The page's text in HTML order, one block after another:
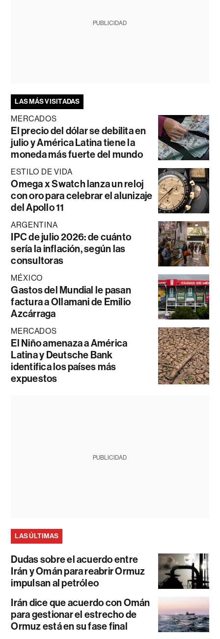
PUBLICIDAD
LAS MÁS VISITADAS
MERCADOS
El precio del dólar se debilita en
julio y América Latina tiene la
moneda más fuerte del mundo
ESTILO DE VIDA
Omega x Swatch lanza un reloj
con oro para celebrar el alunizaje
del Apollo 11
ARGENTINA
IPC de julio 2026: de cuánto
sería la inflación, según las
consultoras
MÉXICO
Gastos del Mundial le pasan
factura a Ollamani de Emilio
Azcárraga
MERCADOS
El Niño amenaza a América
Latina y Deutsche Bank
identifica los países más
expuestos
PUBLICIDAD
LAS ÚLTIMAS
Dudas sobre el acuerdo entre
Irán y Omán para reabrir Ormuz
impulsan al petróleo
Irán dice que acuerdo con Omán
para gestionar el estrecho de
Ormuz está en su fase final